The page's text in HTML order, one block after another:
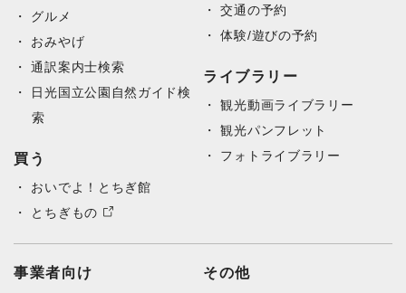
グルメ
おみやげ
通訳案内士検索
日光国立公園自然ガイド検
索
買う
おいでよ！とちぎ館
とちぎもの
交通の予約
体験/遊びの予約
ライブラリー
観光動画ライブラリー
観光パンフレット
フォトライブラリー
事業者向け その他